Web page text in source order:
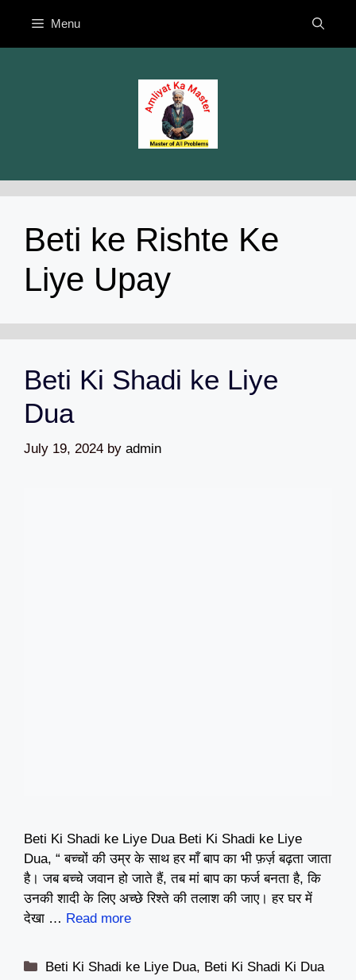
content
Menu
Beti ke Rishte Ke
Liye Upay
Beti Ki Shadi ke Liye
Dua
July 19, 2024 by admin
Beti Ki Shadi ke Liye Dua Beti Ki Shadi ke Liye
Dua, “ बच्चों की उम्र के साथ हर माँ बाप का भी फ़र्ज़ बढ़ता जाता
है। जब बच्चे जवान हो जाते हैं, तब मां बाप का फर्ज बनता है, कि
उनकी शादी के लिए अच्छे रिश्ते की तलाश की जाए। हर घर में
देखा … Read more
Categories
Beti Ki Shadi ke Liye Dua, Beti Ki Shadi Ki Dua